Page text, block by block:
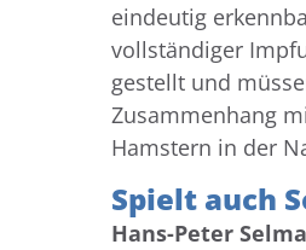
eindeutig
vollständiger
gestellt und
Zusammenhang
Hamstern in der
Spielt auch
Hans-Peter